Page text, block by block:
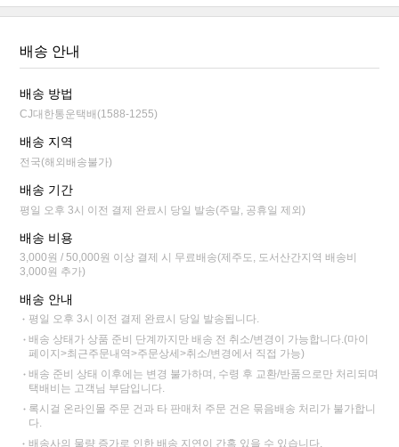
배송 안내
배송 방법
CJ대한통운택배(1588-1255)
배송 지역
전국(해외배송불가)
배송 기간
평일 오후 3시 이전 결제 완료시 당일 발송(주말, 공휴일 제외)
배송 비용
3,000원 / 50,000원 이상 결제 시 무료배송(제주도, 도서산간지역 배송비
3,000원 추가)
배송 안내
평일 오후 3시 이전 결제 완료시 당일 발송됩니다.
배송 상태가 상품 준비 단계까지만 배송 전 취소/변경이 가능합니다.(마이
페이지>최근주문내역>주문상세>취소/변경에서 직접 가능)
배송 준비 상태 이후에는 변경 불가하며, 수령 후 교환/반품으로만 처리되며
택배비는 고객님 부담입니다.
록시걸 온라인몰 주문 건과 타 판매처 주문 건은 묶음배송 처리가 불가합니
다.
배송사의 물량 증가로 인한 배송 지연이 간혹 있을 수 있습니다.